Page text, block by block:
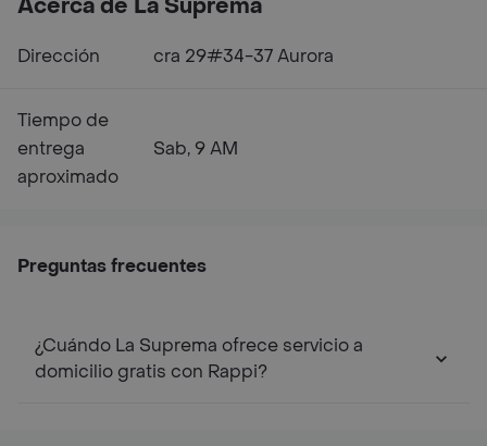
Acerca de La Suprema
Dirección cra 29#34-37 Aurora
Tiempo de
entrega
aproximado
Sab, 9 AM
Preguntas frecuentes
¿Cuándo La Suprema ofrece servicio a
domicilio gratis con Rappi?